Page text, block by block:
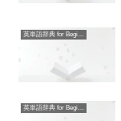
英単語辞典 for Beginners
英単語辞典 for Beginners